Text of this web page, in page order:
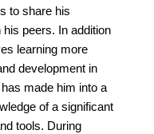
to share his
peers. In addition
learning more
development in
made him into a
of a significant
tools. During